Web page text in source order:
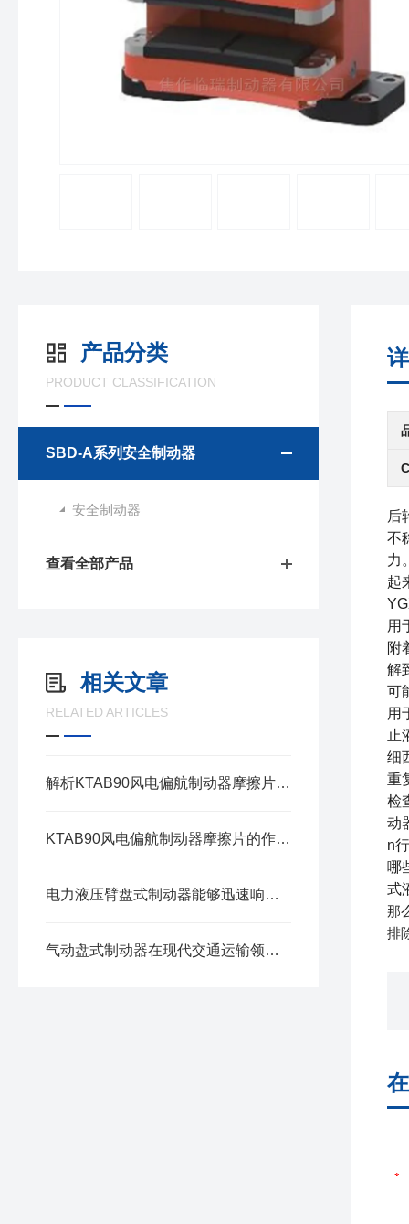
产品分类
PRODUCT CLASSIFICATION
SBD-A系列安全制动器
安全制动器
查看全部产品
相关文章
RELATED ARTICLES
解析KTAB90风电偏航制动器摩擦片的工作原理与性能优势
KTAB90风电偏航制动器摩擦片的作用是什么?
电力液压臂盘式制动器能够迅速响应制动信号并采取行动
气动盘式制动器在现代交通运输领域中得到了广泛的应用
后
不
力
起
用
附
解
可
用
止
细
重
检
动
n
哪
式
那
排